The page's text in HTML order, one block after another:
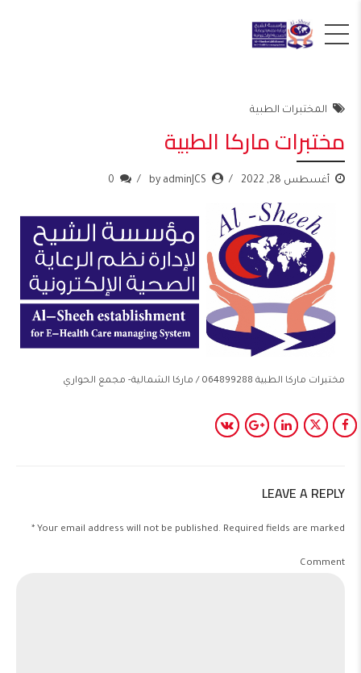
المختبرات الطبية
مختبرات ماركا الطبية
أغسطس 28, 2022 by adminJCS
0
مختبرات ماركا الطبية 064899288 / ماركا الشمالية- مجمع الحواري
LEAVE A REPLY
Your email address will not be published. Required fields are marked *
Comment